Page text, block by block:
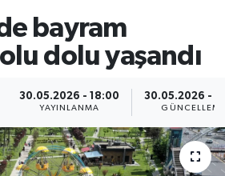
bayram
dolu yaşandı
30.05.2026 - 18:00
YAYINLANMA
30.05.2026 -